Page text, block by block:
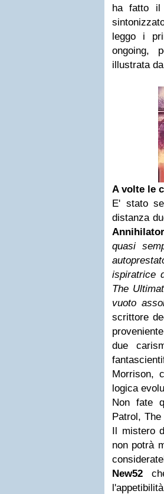
ha fatto
leggo i
ongoing,
illustrata da
A volte le
E' stato
distanza
Annihilator
quasi
ispiratrice
The
vuoto
scrittore
due
Morrison,
logica
Non fate
Patrol,
Il mistero
non potrà
New52